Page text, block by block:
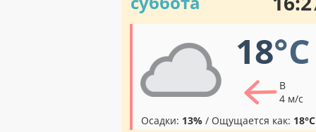
18°C
В
4 м/с
Осадки: 13% / Ощущается как: 18°C